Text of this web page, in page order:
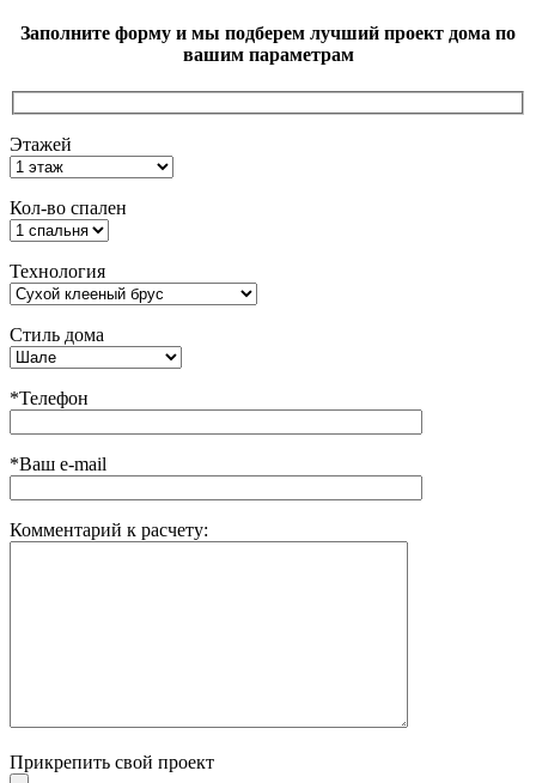
Заполните форму и мы подберем лучший проект дома по
вашим параметрам
Этажей
Кол-во спален
Технология
Стиль дома
*Телефон
*Ваш e-mail
Комментарий к расчету:
Прикрепить свой проект